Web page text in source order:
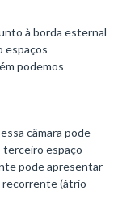
à borda esternal
espaços
podemos
câmara pode
terceiro espaço
pode apresentar
recorrente (átrio